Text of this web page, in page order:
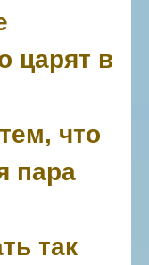
царят в
что
пара
так